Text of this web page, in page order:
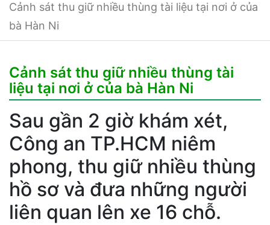
Cảnh sát thu giữ nhiều thùng tài liệu tại nơi ở của
bà Hàn Ni
Cảnh sát thu giữ nhiều thùng tài
liệu tại nơi ở của bà Hàn Ni
Sau gần 2 giờ khám xét,
Công an TP.HCM niêm
phong, thu giữ nhiều thùng
hồ sơ và đưa những người
liên quan lên xe 16 chỗ.